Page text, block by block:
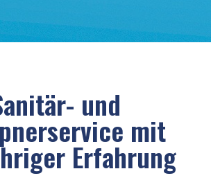
und
mit
Erfahrung